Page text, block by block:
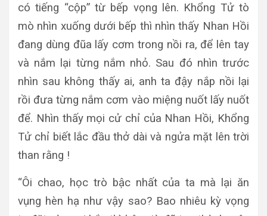
có tiếng “cộp” từ bếp vọng lên. Khổng Tử tò
mò nhìn xuống dưới bếp thì nhìn thấy Nhan Hồi
đang dùng đũa lấy cơm trong nồi ra, để lên tay
và nắm lại từng nắm nhỏ. Sau đó nhìn trước
nhìn sau không thấy ai, anh ta đậy nắp nồi lại
rồi đưa từng nắm cơm vào miệng nuốt lấy nuốt
để. Nhìn thấy mọi cử chỉ của Nhan Hồi, Khổng
Tử chỉ biết lắc đầu thở dài và ngửa mặt lên trời
than rằng !
“Ôi chao, học trò bậc nhất của ta mà lại ăn
vụng hèn hạ như vậy sao? Bao nhiêu kỳ vọng